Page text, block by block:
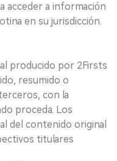
acceder a información
en su jurisdicción.
producido por 2Firsts
resumido o
con la
proceda. Los
del contenido original
titulares